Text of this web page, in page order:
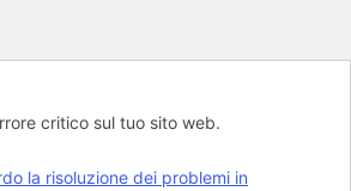
critico sul tuo sito web.
la risoluzione dei problemi in